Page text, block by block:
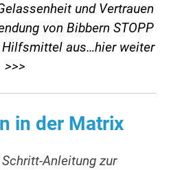
und Vertrauen
von Bibbern STOPP
Hilfsmittel aus…hier weiter
>>>
in der Matrix
Anleitung zur